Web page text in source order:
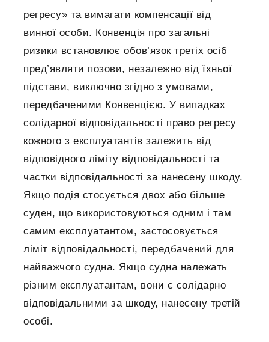
регресу» та вимагати компенсації від
винної особи. Конвенція про загальні
ризики встановлює обов’язок третіх осіб
пред’являти позови, незалежно від їхньої
підстави, виключно згідно з умовами,
передбаченими Конвенцією. У випадках
солідарної відповідальності право регресу
кожного з експлуатантів залежить від
відповідного ліміту відповідальності та
частки відповідальності за нанесену шкоду.
Якщо подія стосується двох або більше
суден, що використовуються одним і там
самим експлуатантом, застосовується
ліміт відповідальності, передбачений для
найважчого судна. Якщо судна належать
різним експлуатантам, вони є солідарно
відповідальними за шкоду, нанесену третій
особі.